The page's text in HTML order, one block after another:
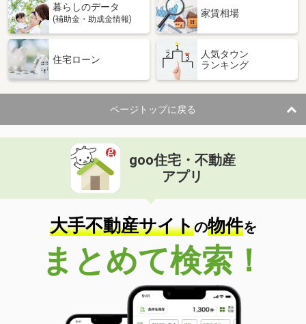
間取り
青森県八戸市南白山台１
住 所
青森県八戸市南白山台１
専有面積 65.07m²
間取り
3DK
青森県八戸市下長３
価 格
住 所
青森県八戸市下長３
専有面積 58.34m²
間取り
2LDK
青森県八戸市大字糠塚字五郎兵衛前
価 格
6.75万円
青森県八戸市大字糠塚字五郎兵衛前
50.87m²
間取り
1LDK
暮らしのデータ
(補助金・助成金情報)
家賃相場
住宅ローン
人気タウン
ランキング
ページトップに戻る
goo住宅・不動産
アプリ
大手不動産サイトの物件を
まとめて検索！